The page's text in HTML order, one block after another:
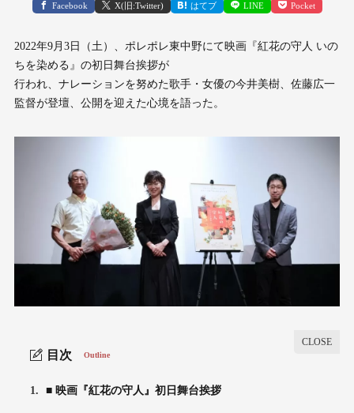
Facebook X(旧:Twitter) はてブ LINE Pocket
2022年9月3日（土）、ポレポレ東中野にて映画『紅花の守人 いの
ちを染める』の初日舞台挨拶が
行われ、ナレーションを努めた歌手・女優の今井美樹、佐藤広一
監督が登壇、公開を迎えた心境を語った。
目次 Outline
1. ■ 映画『紅花の守人』初日舞台挨拶